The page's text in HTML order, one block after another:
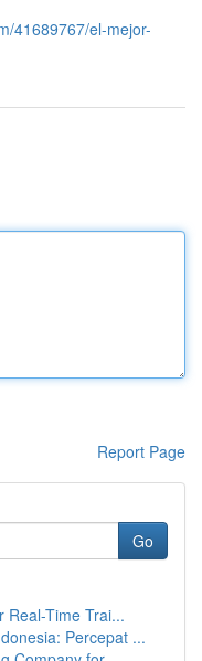
41689767/el-mejor-
Report Page
Go
Real-Time Trai...
Percepat ...